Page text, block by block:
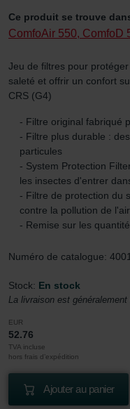
Ce produit se trouve
ComfoAir 550, ComfoD
Jeu de filtres pour
saleté et offrir un confort
CRS (G4)
- Filtre original fabriqué
- Filtre plus durable :
particules
- System Protection
les insectes d'entrer
- Filtre de protection du
contre la pollution de
- Remise sur les
Numéro de catalogue:
Stock: En stock
La livraison est
EUR
52.76
TVA incluse
hors frais d’expédition
Ajouter au panier